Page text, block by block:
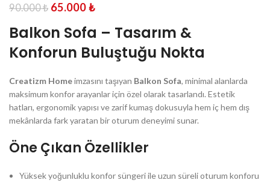
90.000₺ 65.000₺
Balkon Sofa – Tasarım &
Konforun Buluştuğu Nokta
Creatizm Homeimzasını taşıyan Balkon Sofa, minimal alanlarda
maksimum konfor arayanlar için özel olarak tasarlandı. Estetik
hatları, ergonomik yapısı ve zarif kumaş dokusuyla hem iç hem dış
mekânlarda fark yaratan bir oturum deneyimi sunar.
Öne Çıkan Özellikler
Yüksek yoğunluklu konfor süngeri ile uzun süreli oturum konforu